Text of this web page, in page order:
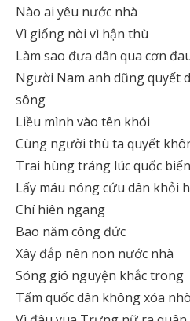
Nào ai yêu nước nhà
Vì giống nòi vì hận thù
Làm sao đưa dân qua cơn
Người Nam anh dũng quyết
sông
Liều mình vào tên khói
Cùng người thù ta quyết
Trai hùng tráng lúc quốc
Lấy máu nóng cứu dân khỏi
Chí hiên ngang
Bao năm công đức
Xây đắp nên non nước nhà
Sóng gió nguyện khắc trong
Tấm quốc dân không xóa